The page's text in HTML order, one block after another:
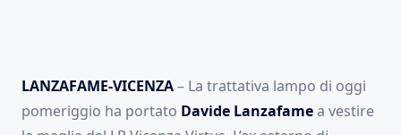
LANZAFAME-VICENZA– La trattativa lampo di oggi
pomeriggio ha portato Davide Lanzafamea vestire